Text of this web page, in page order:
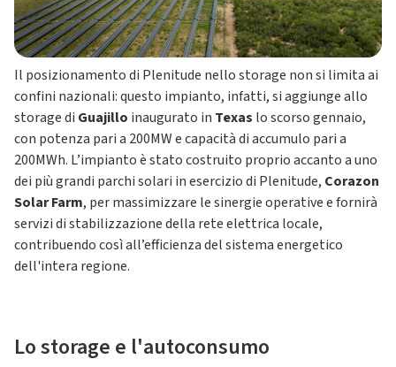
Il posizionamento di Plenitude nello storage non si limita ai
confini nazionali: questo impianto, infatti, si aggiunge allo
storage di Guajillo inaugurato in Texas lo scorso gennaio,
con potenza pari a 200MW e capacità di accumulo pari a
200MWh. L’impianto è stato costruito proprio accanto a uno
dei più grandi parchi solari in esercizio di Plenitude, Corazon
Solar Farm, per massimizzare le sinergie operative e fornirà
servizi di stabilizzazione della rete elettrica locale,
contribuendo così all’efficienza del sistema energetico
dell'intera regione.
Lo storage e l'autoconsumo